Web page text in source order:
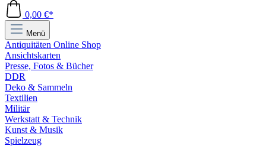
0,00 €*
Menü
Antiquitäten Online Shop
Ansichtskarten
Presse, Fotos & Bücher
DDR
Deko & Sammeln
Textilien
Militär
Werkstatt & Technik
Kunst & Musik
Spielzeug